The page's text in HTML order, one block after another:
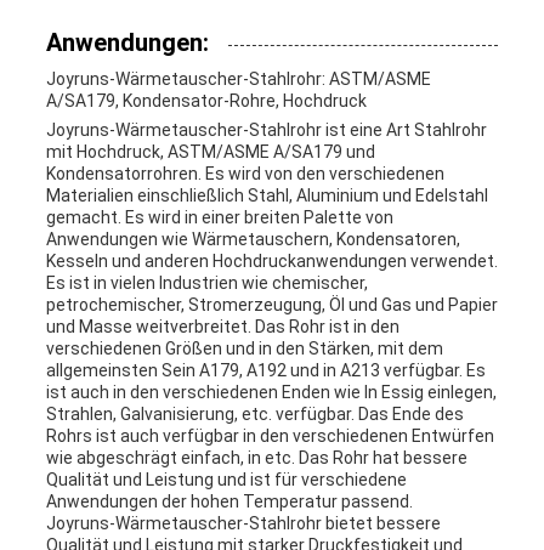
Anwendungen:
Joyruns-Wärmetauscher-Stahlrohr: ASTM/ASME
A/SA179, Kondensator-Rohre, Hochdruck
Joyruns-Wärmetauscher-Stahlrohr ist eine Art Stahlrohr
mit Hochdruck, ASTM/ASME A/SA179 und
Kondensatorrohren. Es wird von den verschiedenen
Materialien einschließlich Stahl, Aluminium und Edelstahl
gemacht. Es wird in einer breiten Palette von
Anwendungen wie Wärmetauschern, Kondensatoren,
Kesseln und anderen Hochdruckanwendungen verwendet.
Es ist in vielen Industrien wie chemischer,
petrochemischer, Stromerzeugung, Öl und Gas und Papier
und Masse weitverbreitet. Das Rohr ist in den
verschiedenen Größen und in den Stärken, mit dem
allgemeinsten Sein A179, A192 und in A213 verfügbar. Es
ist auch in den verschiedenen Enden wie In Essig einlegen,
Strahlen, Galvanisierung, etc. verfügbar. Das Ende des
Rohrs ist auch verfügbar in den verschiedenen Entwürfen
wie abgeschrägt einfach, in etc. Das Rohr hat bessere
Qualität und Leistung und ist für verschiedene
Anwendungen der hohen Temperatur passend.
Joyruns-Wärmetauscher-Stahlrohr bietet bessere
Qualität und Leistung mit starker Druckfestigkeit und